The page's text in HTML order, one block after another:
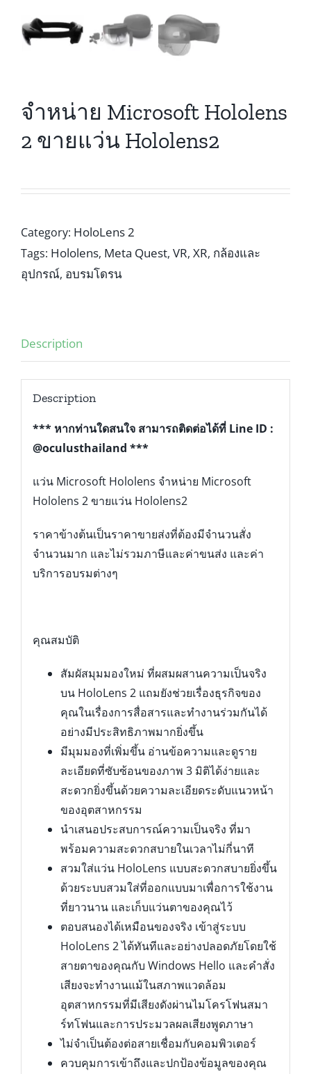
จำหน่าย Microsoft Hololens
2 ขายแว่น Hololens2
Category: HoloLens 2
Tags: Hololens, Meta Quest, VR, XR, กล้องและ
อุปกรณ์, อบรมโดรน
Description
Description
*** หากท่านใดสนใจ สามารถติดต่อได้ที่ Line ID :
@oculusthailand ***
แว่น Microsoft Hololens จำหน่าย Microsoft
Hololens 2 ขายแว่น Hololens2
ราคาข้างต้นเป็นราคาขายส่งที่ต้องมีจำนวนสั่ง
จำนวนมาก และไม่รวมภาษีและค่าขนส่ง และค่า
บริการอบรมต่างๆ
คุณสมบัติ
สัมผัสมุมมองใหม่ ที่ผสมผสานความเป็นจริง
บน HoloLens 2 แถมยังช่วยเรื่องธุรกิจของ
คุณในเรื่องการสื่อสารและทำงานร่วมกันได้
อย่างมีประสิทธิภาพมากยิ่งขึ้น
มีมุมมองที่เพิ่มขึ้น อ่านข้อความและดูราย
ละเอียดที่ซับซ้อนของภาพ 3 มิติได้ง่ายและ
สะดวกยิ่งขึ้นด้วยความละเอียดระดับแนวหน้า
ของอุตสาหกรรม
นำเสนอประสบการณ์ความเป็นจริง ที่มา
พร้อมความสะดวกสบายในเวลาไม่กี่นาที
สวมใส่แว่น HoloLens แบบสะดวกสบายยิ่งขึ้น
ด้วยระบบสวมใส่ที่ออกแบบมาเพื่อการใช้งาน
ที่ยาวนาน และเก็บแว่นตาของคุณไว้
ตอบสนองได้เหมือนของจริง เข้าสู่ระบบ
HoloLens 2 ได้ทันทีและอย่างปลอดภัยโดยใช้
สายตาของคุณกับ Windows Hello และคำสั่ง
เสียงจะทำงานแม้ในสภาพแวดล้อม
อุตสาหกรรมที่มีเสียงดังผ่านไมโครโฟนสมา
ร์ทโฟนและการประมวลผลเสียงพูดภาษา
ไม่จำเป็นต้องต่อสายเชื่อมกับคอมพิวเตอร์
ควบคุมการเข้าถึงและปกป้องข้อมูลของคุณ